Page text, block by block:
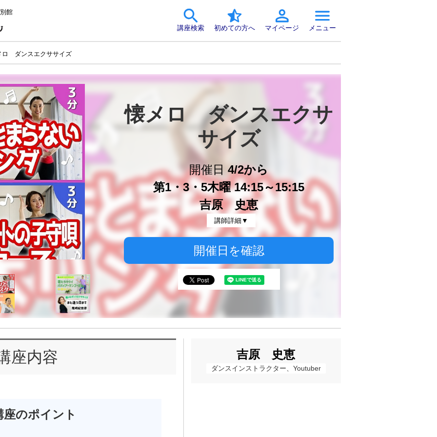
館
講座検索 初めての方へ マイページ メニュー
ダンスエクササイズ
懐メロ　ダンスエクサ
サイズ
開催日 4/2から
第1・3・5木曜 14:15～15:15
吉原 史恵
講師詳細▼
開催日を確認
座内容
のポイント
吉原 史恵
ダンスインストラクター、Youtuber